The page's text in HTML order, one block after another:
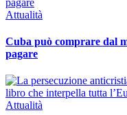
Attualità
Cuba può comprare dal
pagare
Attualità